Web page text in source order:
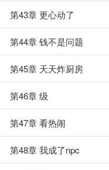
第43章 更心动了
第44章 钱不是问题
第45章 天天炸厨房
第46章 级
第47章 看热闹
第48章 我成了npc